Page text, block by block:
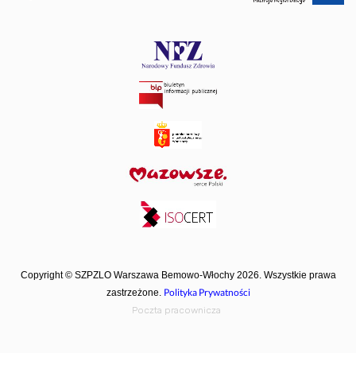
Copyright © SZPZLO Warszawa Bemowo-Włochy 2026. Wszystkie prawa
zastrzeżone. Polityka Prywatności
Poczta pracownicza